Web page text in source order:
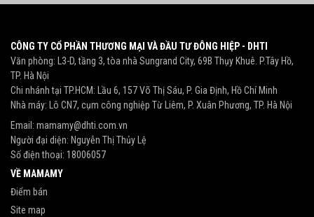
CÔNG TY CỔ PHẦN THƯƠNG MẠI VÀ ĐẦU TƯ ĐÔNG HIỆP - DHTI
Văn phòng: L3-D, tầng 3, tòa nhà Sungrand City, 69B Thụy Khuê. P.Tây Hồ,
TP. Hà Nội
Chi nhánh tại TP.HCM: Lầu 6, 157 Võ Thị Sáu, P. Gia Định, Hồ Chí Minh
Nhà máy: Lô CN7, cụm công nghiệp Từ Liêm, P. Xuân Phương, TP. Hà Nội
Email: mamamy@dhti.com.vn
Người đại diện: Nguyễn Thị Thủy Lệ
Số điện thoại: 18006057
VỀ MAMAMY
Điểm bán
Site map